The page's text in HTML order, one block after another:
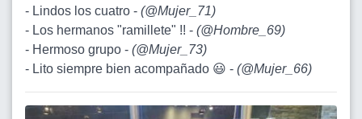
- Lindos los cuatro - (@Mujer_71)
- Los hermanos "ramillete" !! - (@Hombre_69)
- Hermoso grupo - (@Mujer_73)
- Lito siempre bien acompañado 😃 - (@Mujer_66)